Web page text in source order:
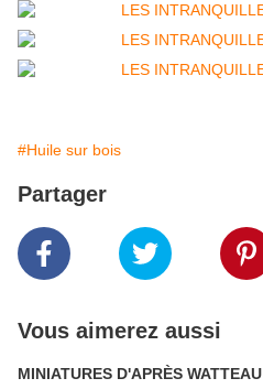
#Huile sur bois
Partager
Vous aimerez aussi
MINIATURES D'APRÈS WATTEAU